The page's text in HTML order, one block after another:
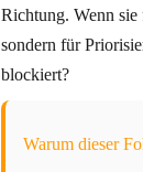
Richtung. Wenn
sondern für
blockiert?
Warum dieser